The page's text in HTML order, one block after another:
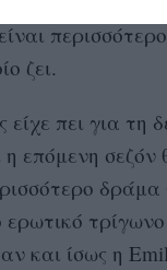
ζει.
είχε πει για τη
επόμενη σεζόν
και ίσως η